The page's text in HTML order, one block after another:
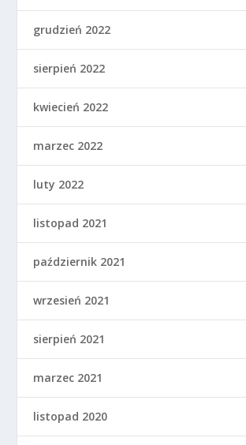
grudzień 2022
sierpień 2022
kwiecień 2022
marzec 2022
luty 2022
listopad 2021
październik 2021
wrzesień 2021
sierpień 2021
marzec 2021
listopad 2020